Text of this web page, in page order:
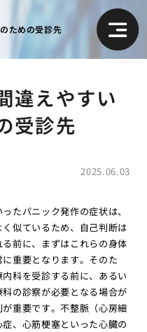
ための受診先
違えやすい
受診先
2025.06.03
たパニック発作の症状は、
似ているため、自己判断は
前に、まずはこれらの身体
重要となります。そのた
科を受診する前に、あるい
の診察が必要となる場合が
重要です。不整脈（心房細
、心筋梗塞といった心臓の